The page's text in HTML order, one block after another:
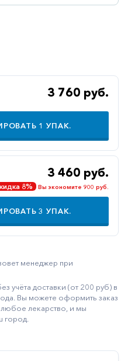
3 760 руб.
1 УПАК.
3 460 руб.
8% Вы экономите 900 руб.
3 УПАК.
менеджер при
учёта доставки (от 200 руб) в
Вы можете оформить заказ
любое лекарство, и мы
город.